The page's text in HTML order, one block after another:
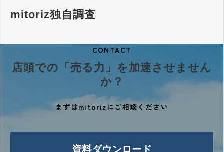
mitoriz独自調査
CONTACT
店頭での「売る力」を加速させません
か？
まずはmitorizにご相談ください
資料ダウンロード